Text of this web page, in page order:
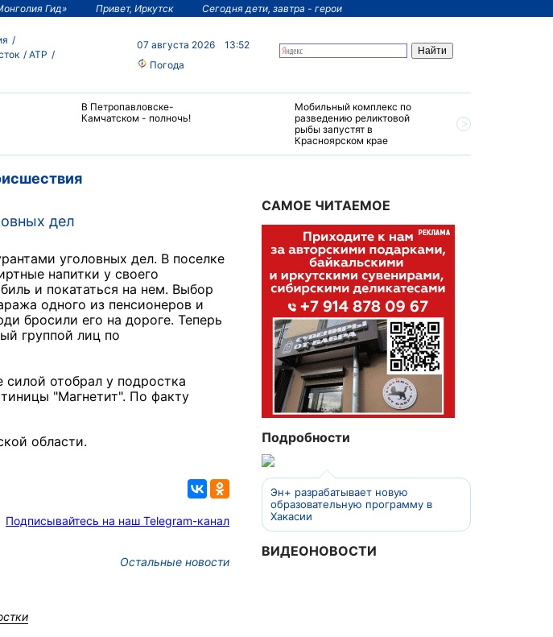
Гид» Привет, Иркутск Сегодня дети, завтра - герои
АТР
07 августа 2026
13:52
Погода
В Петропавловске-
Камчатском - полночь!
Мобильный комплекс по
разведению реликтовой
рыбы запустят в
Красноярском крае
дел
уголовных дел. В поселке
напитки у своего
и покататься на нем. Выбор
одного из пенсионеров и
бросили его на дороге. Теперь
группой лиц по
отобрал у подростка
"Магнетит". По факту
области.
Подписывайтесь на наш Telegram-канал
Остальные новости
САМОЕ ЧИТАЕМОЕ
Подробности
Эн+ разрабатывает новую
образовательную программу в
Хакасии
ВИДЕОНОВОСТИ